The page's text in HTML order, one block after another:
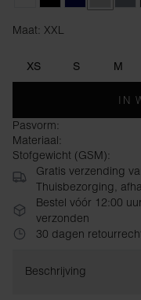
Maat: XXL
XS S M
IN
Pasvorm:
Materiaal:
Stofgewicht (GSM):
Gratis verzending
Thuisbezorging,
Bestel vóór 12:00
verzonden
30 dagen
Beschrijving